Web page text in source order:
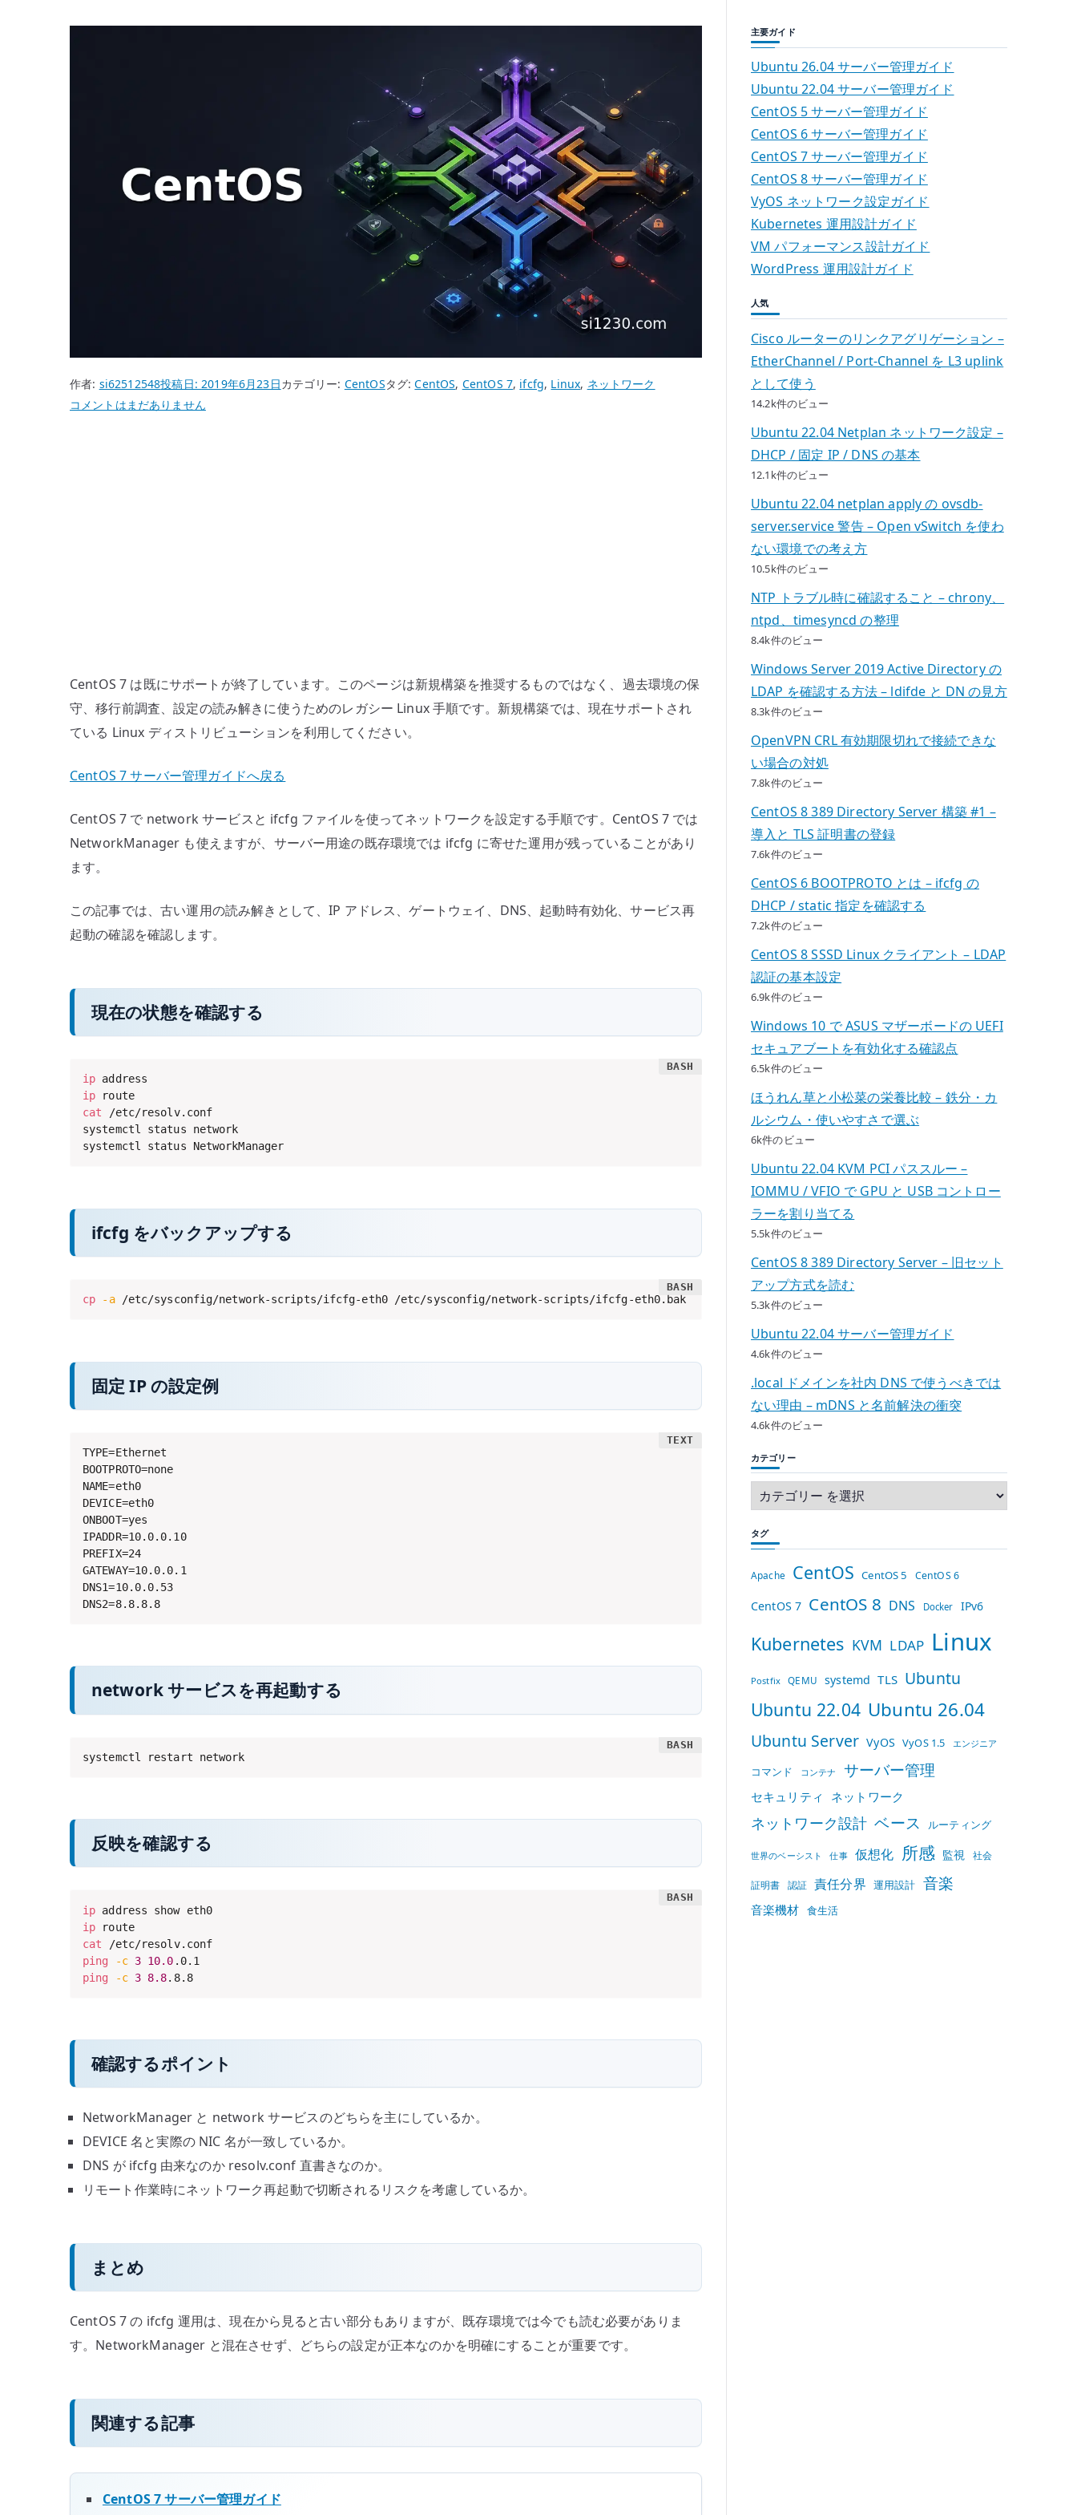
作者: si62512548投稿日:2019年6月23日カテゴリー: CentOSタグ:CentOS, CentOS 7, ifcfg, Linux, ネットワーク
CentOS
ス
と
の
存
運
用
の
コメントはまだありません
CentOS 7 は既にサポートが終了しています。このページは新規構築を推奨するものではなく、過去環境の保
守、移行前調査、設定の読み解きに使うためのレガシー Linux 手順です。新規構築では、現在サポートされ
ている Linux ディストリビューションを利用してください。
CentOS 7 サーバー管理ガイドへ戻る
CentOS 7 で network サービスと ifcfg ファイルを使ってネットワークを設定する手順です。CentOS 7 では
NetworkManager も使えますが、サーバー用途の既存環境では ifcfg に寄せた運用が残っていることがあり
ます。
この記事では、古い運用の読み解きとして、IP アドレス、ゲートウェイ、DNS、起動時有効化、サービス再
起動の確認を確認します。
現在の状態を確認する
ip
ip
route
cat /etc/resolv.conf
systemctl status network
systemctl status NetworkManager
ifcfg をバックアップする
cp -a /etc/sysconfig/network-scripts/ifcfg-eth0 /etc/sysconfig/network-scripts/ifcfg-eth0.bak
固定 IP の設定例
TYPE=Ethernet
BOOTPROTO=none
NAME=eth0
DEVICE=eth0
ONBOOT=yes
IPADDR=10.0.0.10
PREFIX=24
GATEWAY=10.0.0.1
DNS1=10.0.0.53
DNS2=8.8.8.8
network サービスを再起動する
systemctl restart network
反映を確認する
ip
ip
route
cat
ping
-c 3 10.0
ping
-c 3 8.8.8.8
確認するポイント
NetworkManager と network サービスのどちらを主にしているか。
DEVICE 名と実際の NIC 名が一致しているか。
DNS が ifcfg 由来なのか resolv.conf 直書きなのか。
リモート作業時にネットワーク再起動で切断されるリスクを考慮しているか。
まとめ
CentOS 7 の ifcfg 運用は、現在から見ると古い部分もありますが、既存環境では今でも読む必要がありま
す。NetworkManager と混在させず、どちらの設定が正本なのかを明確にすることが重要です。
関連する記事
CentOS 7 サーバー管理ガイド
主要ガイド
Ubuntu 26.04 サーバー管理ガイド
Ubuntu 22.04 サーバー管理ガイド
CentOS 5 サーバー管理ガイド
CentOS 6 サーバー管理ガイド
CentOS 7 サーバー管理ガイド
CentOS 8 サーバー管理ガイド
VyOS ネットワーク設定ガイド
Kubernetes 運用設計ガイド
VM パフォーマンス設計ガイド
WordPress 運用設計ガイド
人気
Cisco ルーターのリンクアグリゲーション –
EtherChannel / Port-Channel を L3 uplink
として使う
14.2k件のビュー
Ubuntu 22.04 Netplan ネットワーク設定 –
DHCP / 固定 IP / DNS の基本
12.1k件のビュー
Ubuntu 22.04 netplan apply の ovsdb-
server.service 警告 – Open vSwitch を使わ
ない環境での考え方
10.5k件のビュー
NTP トラブル時に確認すること – chrony、
ntpd、timesyncd の整理
8.4k件のビュー
Windows Server 2019 Active Directory の
LDAP を確認する方法 – ldifde と DN の見方
8.3k件のビュー
OpenVPN CRL 有効期限切れで接続できな
い場合の対処
7.8k件のビュー
CentOS 8 389 Directory Server 構築 #1 –
導入と TLS 証明書の登録
7.6k件のビュー
CentOS 6 BOOTPROTO とは – ifcfg の
DHCP / static 指定を確認する
7.2k件のビュー
CentOS 8 SSSD Linux クライアント – LDAP
認証の基本設定
6.9k件のビュー
Windows 10 で ASUS マザーボードの UEFI
セキュアブートを有効化する確認点
6.5k件のビュー
ほうれん草と小松菜の栄養比較 – 鉄分・カ
ルシウム・使いやすさで選ぶ
6k件のビュー
Ubuntu 22.04 KVM PCI パススルー –
IOMMU / VFIO で GPU と USB コントロー
ラーを割り当てる
5.5k件のビュー
CentOS 8 389 Directory Server – 旧セット
アップ方式を読む
5.3k件のビュー
Ubuntu 22.04 サーバー管理ガイド
4.6k件のビュー
.local ドメインを社内 DNS で使うべきでは
ない理由 – mDNS と名前解決の衝突
4.6k件のビュー
カテゴリー
タグ
Apache CentOS CentOS 5 CentOS 6
CentOS 7 CentOS 8 DNS Docker IPv6
Kubernetes KVM LDAP Linux
Postfix QEMU systemd TLS Ubuntu
Ubuntu 22.04 Ubuntu 26.04
Ubuntu Server VyOS VyOS 1.5 エンジニア
コマンド コンテナ サーバー管理
セキュリティ ネットワーク
ネットワーク設計 ベース ルーティング
世界のベーシスト 仕事 仮想化 所感 監視 社会
証明書 認証 責任分界 運用設計 音楽
音楽機材 食生活